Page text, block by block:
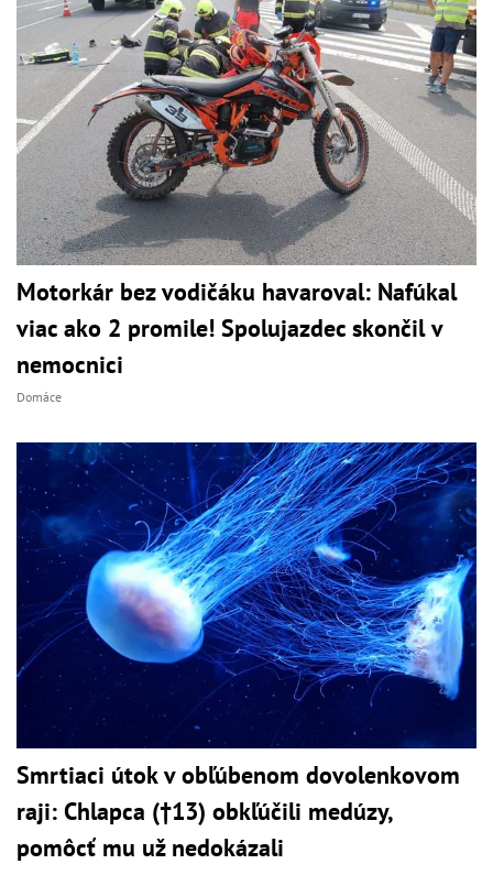
Motorkár bez vodičáku havaroval: Nafúkal
viac ako 2 promile! Spolujazdec skončil v
nemocnici
Domáce
Smrtiaci útok v obľúbenom dovolenkovom
raji: Chlapca (†13) obkľúčili medúzy,
pomôcť mu už nedokázali